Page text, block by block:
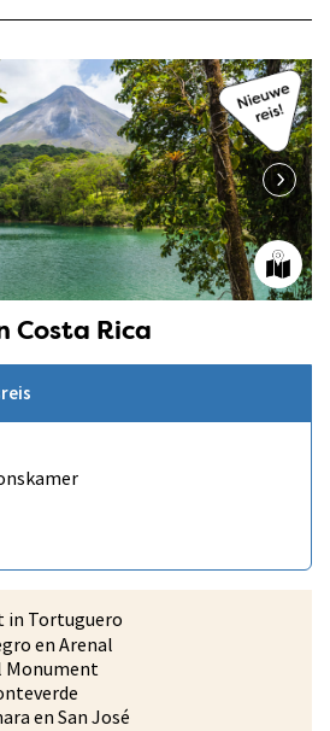
Costa Rica
in Tortuguero
en Arenal
Monument
en San José